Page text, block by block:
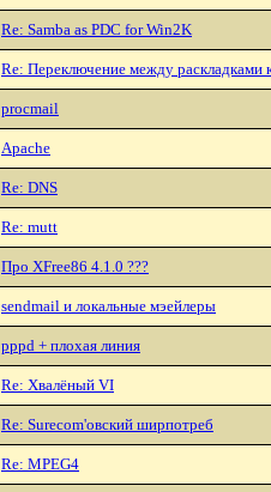
Re: Samba as PDC for Win2K
Re: Переключение между раскладками
procmail
Apache
Re: DNS
Re: mutt
Про XFree86 4.1.0 ???
sendmail и локальные мэейлеры
pppd + плохая линия
Re: Хвалёный VI
Re: Surecom'овский шиpпотpеб
Re: MPEG4